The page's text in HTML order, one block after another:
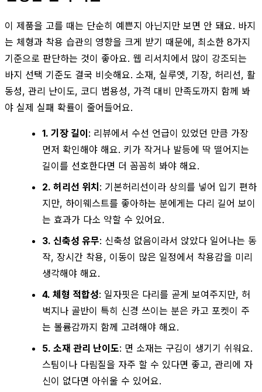
이 제품을 고를 때는 단순히 예쁜지 아닌지만 보면 안 돼요. 바지
는 체형과 착용 습관의 영향을 크게 받기 때문에, 최소한 8가지
기준으로 판단하는 것이 좋아요. 웹 리서치에서 많이 강조되는
바지 선택 기준도 결국 비슷해요. 소재, 실루엣, 기장, 허리선, 활
동성, 관리 난이도, 코디 범용성, 가격 대비 만족도까지 함께 봐
야 실제 실패 확률이 줄어들어요.
1. 기장 길이: 리뷰에서 수선 언급이 있었던 만큼 가장
먼저 확인해야 해요. 키가 작거나 발등에 딱 떨어지는
길이를 선호한다면 더 꼼꼼히 봐야 해요.
2. 허리선 위치: 기본허리선이라 상의를 넣어 입기 편하
지만, 하이웨스트를 좋아하는 분에게는 다리 길어 보이
는 효과가 다소 약할 수 있어요.
3. 신축성 유무: 신축성 없음이라서 앉았다 일어나는 동
작, 장시간 착용, 이동이 많은 일정에서 착용감을 미리
생각해야 해요.
4. 체형 적합성: 일자핏은 다리를 곧게 보여주지만, 허
벅지나 골반이 특히 신경 쓰이는 분은 카고 포켓이 주
는 볼륨감까지 함께 고려해야 해요.
5. 소재 관리 난이도: 면 소재는 구김이 생기기 쉬워요.
스팀이나 다림질을 자주 할 수 있다면 좋고, 관리에 자
신이 없다면 아쉬울 수 있어요.